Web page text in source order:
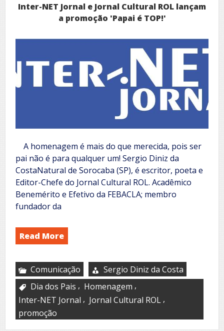
Inter-NET Jornal e Jornal Cultural ROL lançam
a promoção 'Papai é TOP!'
A homenagem é mais do que merecida, pois ser
pai não é para qualquer um! Sergio Diniz da
CostaNatural de Sorocaba (SP), é escritor, poeta e
Editor-Chefe do Jornal Cultural ROL. Acadêmico
Benemérito e Efetivo da FEBACLA; membro
fundador da
Read More
Comunicação
Sergio Diniz da Costa
Dia dos Pais , Homenagem ,
Inter-NET Jornal , Jornal Cultural ROL ,
promoção